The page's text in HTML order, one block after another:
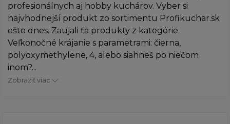
profesionálnych aj hobby kuchárov. Vyber si
najvhodnejší produkt zo sortimentu Profikuchar.sk
ešte dnes. Zaujali ťa produkty z kategórie
Veľkonočné krájanie s parametrami: čierna,
polyoxymethylene, 4, alebo siahneš po niečom
inom?...
Zobraziť viac